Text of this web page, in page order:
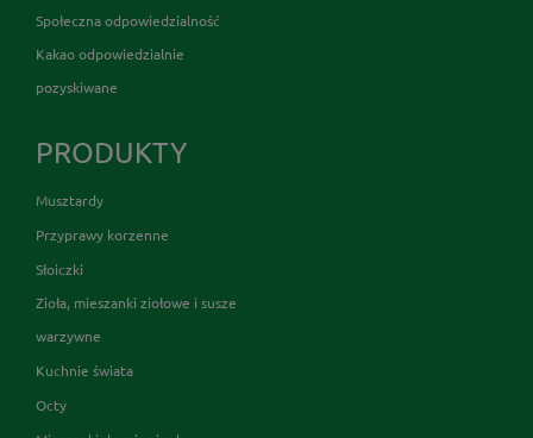
Społeczna odpowiedzialność
Kakao odpowiedzialnie
pozyskiwane
PRODUKTY
Musztardy
Przyprawy korzenne
Słoiczki
Zioła, mieszanki ziołowe i susze
warzywne
Kuchnie świata
Octy